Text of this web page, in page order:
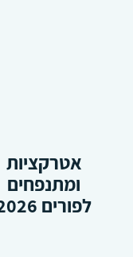
אטרקציות
ומתנפחים
לפורים 2026